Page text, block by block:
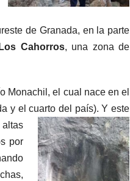
de Granada, en la parte
Los Cahorros, una zona de
Monachil, el cual nace en el
y el cuarto del país). Y este
altas
por